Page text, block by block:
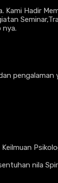
Kami Hadir
nya.
nila